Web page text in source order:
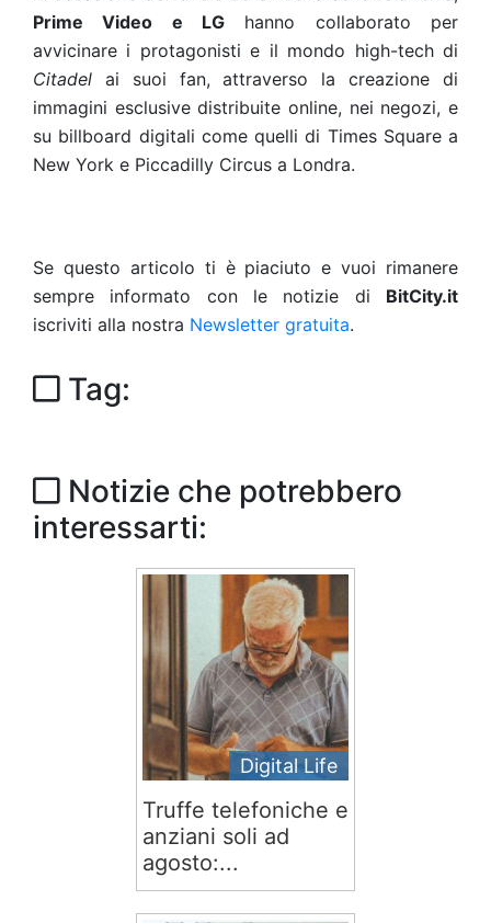
Prime Video e LG hanno collaborato per
avvicinare i protagonisti e il mondo high-tech di
Citadel ai suoi fan, attraverso la creazione di
immagini esclusive distribuite online, nei negozi, e
su billboard digitali come quelli di Times Square a
New York e Piccadilly Circus a Londra.
Se questo articolo ti è piaciuto e vuoi rimanere
sempre informato con le notizie di BitCity.it
iscriviti alla nostra Newsletter gratuita.
Tag:
Notizie che potrebbero
interessarti:
Digital Life
Truffe telefoniche e
anziani soli ad
agosto:...